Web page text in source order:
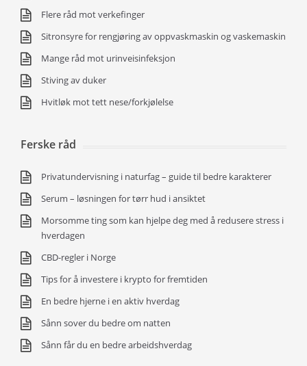
Flere råd mot verkefinger
Sitronsyre for rengjøring av oppvaskmaskin og vaskemaskin
Mange råd mot urinveisinfeksjon
Stiving av duker
Hvitløk mot tett nese/forkjølelse
Ferske råd
Privatundervisning i naturfag – guide til bedre karakterer
Serum – løsningen for tørr hud i ansiktet
Morsomme ting som kan hjelpe deg med å redusere stress i
hverdagen
CBD-regler i Norge
Tips for å investere i krypto for fremtiden
En bedre hjerne i en aktiv hverdag
Sånn sover du bedre om natten
Sånn får du en bedre arbeidshverdag